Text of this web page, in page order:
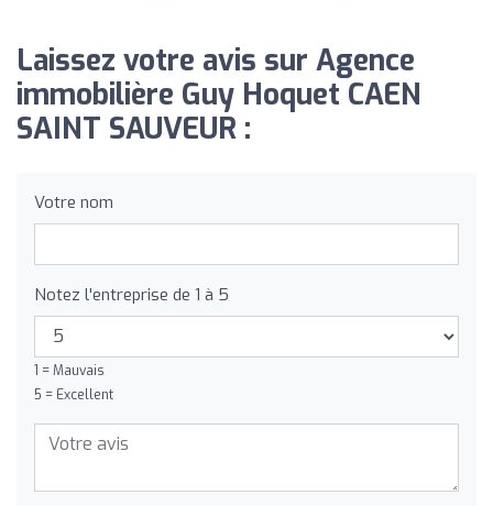
Laissez votre avis sur Agence
immobilière Guy Hoquet CAEN
SAINT SAUVEUR :
Votre nom
Notez l'entreprise de 1 à 5
1 = Mauvais
5 = Excellent